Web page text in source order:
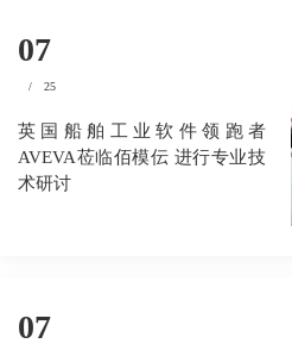
07
/ 25
英国船舶工业软件领跑者
AVEVA莅临佰模伝 进行专业技
术研讨
07